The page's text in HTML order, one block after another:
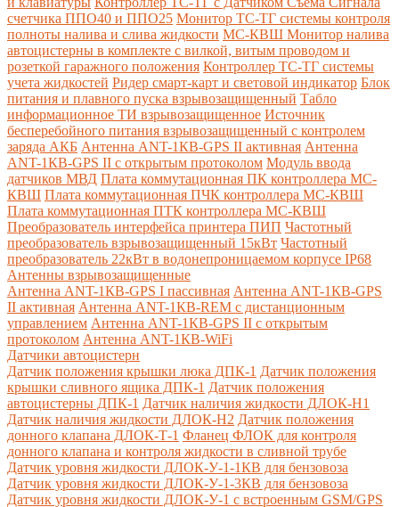
счетчика ППО40 и ППО25 Монитор ТС-ТГ системы контроля
полноты налива и слива жидкости МС-КВШ Монитор налива
автоцистерны в комплекте с вилкой, витым проводом и
розеткой гаражного положения Контроллер ТС-ТГ системы
учета жидкостей Ридер смарт-карт и световой индикатор Блок
питания и плавного пуска взрывозащищенный Табло
информационное ТИ взрывозащищенное Источник
бесперебойного питания взрывозащищенный с контролем
заряда АКБ Антенна ANT-1КВ-GPS II активная Антенна
ANT-1КВ-GPS II с открытым протоколом Модуль ввода
датчиков МВД Плата коммутационная ПК контроллера МС-
КВШ Плата коммутационная ПЧК контроллера МС-КВШ
Плата коммутационная ПТК контроллера МС-КВШ
Преобразователь интерфейса принтера ПИП Частотный
преобразователь взрывозащищенный 15кВт Частотный
преобразователь 22кВт в водонепроницаемом корпусе IP68
Антенны взрывозащищенные
Антенна ANT-1КВ-GPS I пассивная Антенна ANT-1КВ-GPS
II активная Антенна ANT-1КВ-REM c дистанционным
управлением Антенна ANT-1КВ-GPS II с открытым
протоколом Антенна ANT-1КВ-WiFi
Датчики автоцистерн
Датчик положения крышки люка ДПК-1 Датчик положения
крышки сливного ящика ДПК-1 Датчик положения
автоцистерны ДПК-1 Датчик наличия жидкости ДЛОК-Н1
Датчик наличия жидкости ДЛОК-Н2 Датчик положения
донного клапана ДЛОК-Т-1 Фланец ФЛОК для контроля
донного клапана и контроля жидкости в сливной трубе
Датчик уровня жидкости ДЛОК-У-1-1КВ для бензовоза
Датчик уровня жидкости ДЛОК-У-1-3КВ для бензовоза
Датчик уровня жидкости ДЛОК-У-1 с встроенным GSM/GPS